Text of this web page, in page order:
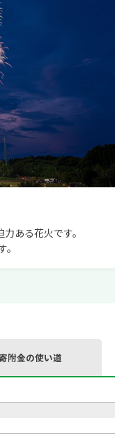
ある花火です。
附金の使い道